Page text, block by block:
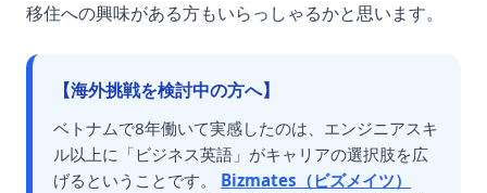
移住への興味がある方もいらっしゃるかと思います。
【海外挑戦を検討中の方へ】
ベトナムで8年働いて実感したのは、エンジニアスキ
ル以上に「ビジネス英語」がキャリアの選択肢を広
げるということです。 Bizmates（ビズメイツ）